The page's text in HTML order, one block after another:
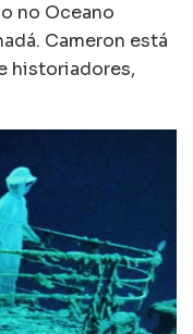
no Oceano
Cameron está
historiadores,